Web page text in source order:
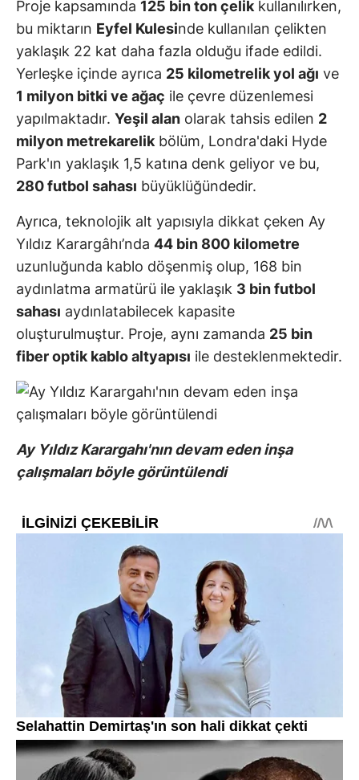
Proje kapsamında 125 bin ton çelikkullanılırken,
bu miktarın Eyfel Kulesinde kullanılan çelikten
yaklaşık 22 kat daha fazla olduğu ifade edildi.
Yerleşke içinde ayrıca 25 kilometrelik yol ağı ve
1 milyon bitki ve ağaç ile çevre düzenlemesi
yapılmaktadır. Yeşil alan olarak tahsis edilen 2
milyon metrekarelikbölüm, Londra'daki Hyde
Park'ın yaklaşık 1,5 katına denk geliyor ve bu,
280 futbol sahası büyüklüğündedir.
Ayrıca, teknolojik alt yapısıyla dikkat çeken Ay
Yıldız Karargâhı’nda 44 bin 800 kilometre
uzunluğunda kablo döşenmiş olup, 168 bin
aydınlatma armatürü ile yaklaşık 3 bin futbol
sahası aydınlatabilecek kapasite
oluşturulmuştur. Proje, aynı zamanda 25 bin
fiber optik kablo altyapısı ile desteklenmektedir.
Ay Yıldız Karargahı'nın devam eden inşa
çalışmaları böyle görüntülendi